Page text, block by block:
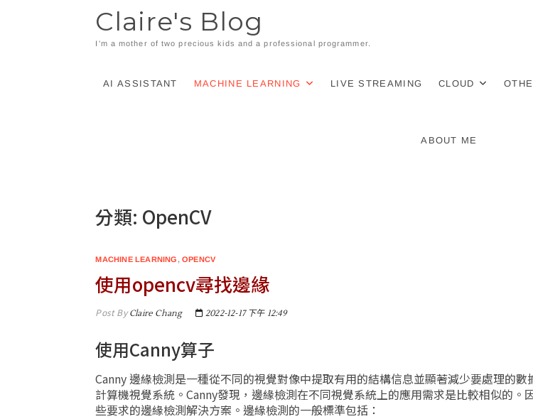
Claire's Blog
I'm a mother of two precious kids and a professional programmer.
AI ASSISTANT MACHINE LEARNING LIVE STREAMING CLOUD
ABOUT ME
分類: OpenCV
MACHINE LEARNING ,OPENCV
使用opencv尋找邊緣
Post ByClaire Chang 2022-12-17 下午 12:49
使用Canny算子
Canny 邊緣檢測是一種從不同的視覺對像中提取有用的結構信息並顯著減少要處理的
計算機視覺系統。Canny發現，邊緣檢測在不同視覺系統上的應用需求是比較相似的。
些要求的邊緣檢測解決方案。邊緣檢測的一般標準包括：